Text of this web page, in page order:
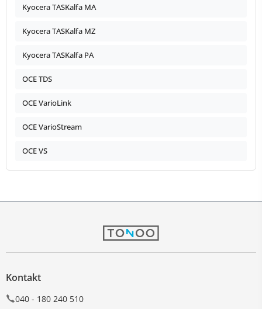
Kyocera TASKalfa MA
Kyocera TASKalfa MZ
Kyocera TASKalfa PA
OCE TDS
OCE VarioLink
OCE VarioStream
OCE VS
Kontakt
040 - 180 240 510